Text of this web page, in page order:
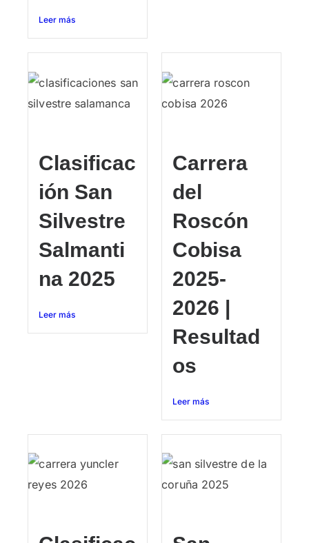
Leer más
Clasificac
ión San
Silvestre
Salmanti
na 2025
Leer más
Carrera
del
Roscón
Cobisa
2025-
2026 |
Resultad
os
Leer más